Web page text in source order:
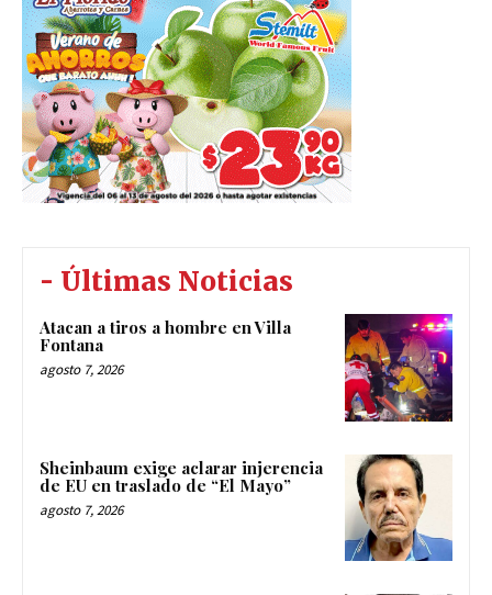
- Últimas Noticias
Atacan a tiros a hombre en Villa
Fontana
agosto 7, 2026
Sheinbaum exige aclarar injerencia
de EU en traslado de “El Mayo”
agosto 7, 2026